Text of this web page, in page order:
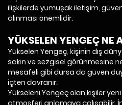
ilişkilerde yumuşak iletişim,
alınması önemlidir.
YÜKSELEN YENGEÇ NE
Yükselen Yengeç, kişinin dış
sakin ve sezgisel görünmesine
mesafeli gibi dursa da güven
içten davranır.
Yükseleni Yengeç olan kişiler
atmosferi anlamaya çalışabilir.